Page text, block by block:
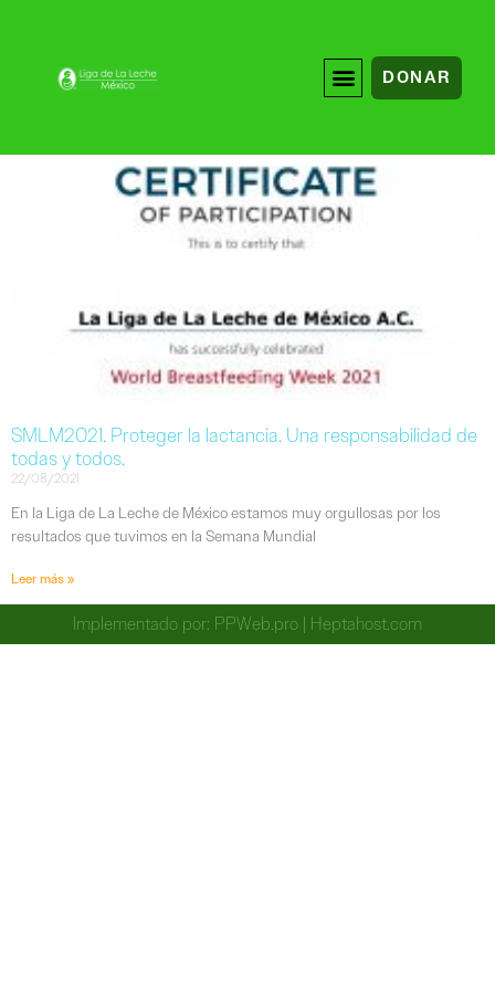
DONAR
SMLM2021. Proteger la lactancia. Una responsabilidad de
todas y todos.
22/08/2021
En la Liga de La Leche de México estamos muy orgullosas por los
resultados que tuvimos en la Semana Mundial
Leer más »
Implementado por: PPWeb.pro | Heptahost.com